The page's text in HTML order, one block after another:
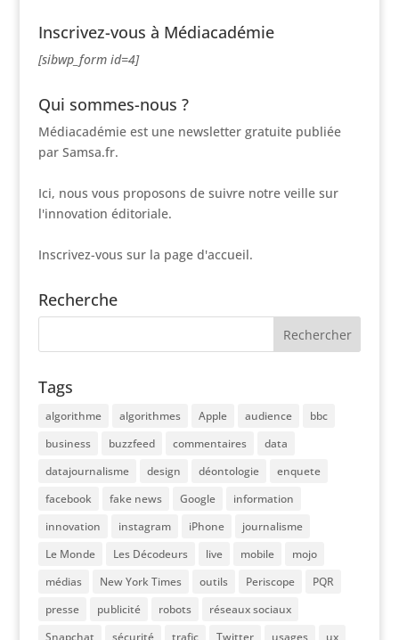
Inscrivez-vous à Médiacadémie
[sibwp_form id=4]
Qui sommes-nous ?
Médiacadémie est une newsletter gratuite publiée
par Samsa.fr.
Ici, nous vous proposons de suivre notre veille sur
l'innovation éditoriale.
Inscrivez-vous sur la page d'accueil.
Recherche
Tags
algorithme algorithmes Apple audience
bbc
business
buzzfeed commentaires
data
datajournalisme
design déontologie
enquete
facebook
fake news Google
information
innovation
instagram iPhone
journalisme
Le Monde
Les Décodeurs live mobile
mojo
médias
New York Times outils Periscope
PQR
presse
publicité robots
réseaux sociaux
Snapchat
sécurité trafic Twitter usages
ux